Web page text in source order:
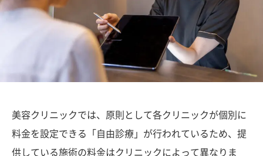
美容クリニックでは、原則として各クリニックが個別に
料金を設定できる「自由診療」が行われているため、提
供している施術の料金はクリニックによって異なりま